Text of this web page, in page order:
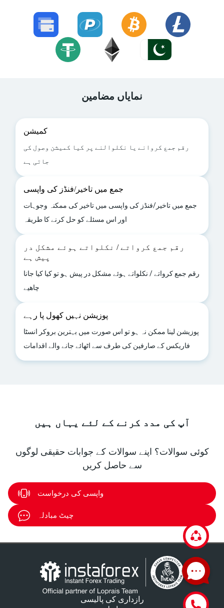
نمایاں مضامین
کمیشن
رقم جمع کروانے یا نکلوالنے پر کیا کمیشن وصول کی
جاتی ہے
جمع میں تاخیر/فنڈز کی واپسی
جمع میں تاخیر/فنڈز کی واپسی میں تاخیر کی ممکنہ وجوہات
اور اس مسئلے کو حل کرنے کا طریقہ
رقم جمع کرواتے / نکلواتے ہوئے مشکل در
پیش ہے
رقم جمع کرواتے / نکلواتے ہوئے مشکل در پیش ہو تو کیا کیا جانا
چاھیے
پوزیشن نہیں کھول پا رہے
پوزیشن لینا ممکن نہ ہو تو اس صورت میں بہترین بروکر انسٹا
فاریکس کے صارفین کی طرف سے اٹھائے جانے والے اقدامات
آپ کی مدد کرنے کے لئے یہاں ہیں
کوئی سوالات؟ اپنے سوالات کے جوابات حقیقی لوگوں
سے حاصل کریں
واپسی کی درخواست
چیٹ مبادلہ
رازداری کی پالیسی